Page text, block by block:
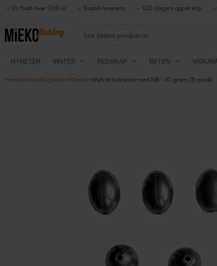
Fri frakt över 700 kr Snabb leverans 120 dagars öppet köp
NYHETER VINTER REDSKAP BETEN
Hem›Isfiske›Angeldon tillbehör›Blyfritt kulsänke med hål - 10 gram (5-pack)